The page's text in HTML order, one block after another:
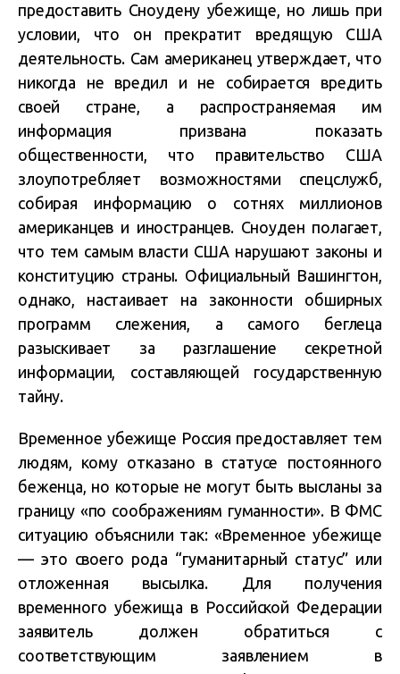
предоставить Сноудену убежище, но лишь при
условии, что он прекратит вредящую США
деятельность. Сам американец утверждает, что
никогда не вредил и не собирается вредить
своей стране, а распространяемая им
информация призвана показать
общественности, что правительство США
злоупотребляет возможностями спецслужб,
собирая информацию о сотнях миллионов
американцев и иностранцев. Сноуден полагает,
что тем самым власти США нарушают законы и
конституцию страны. Официальный Вашингтон,
однако, настаивает на законности обширных
программ слежения, а самого беглеца
разыскивает за разглашение секретной
информации, составляющей государственную
тайну.
Временное убежище Россия предоставляет тем
людям, кому отказано в статусе постоянного
беженца, но которые не могут быть высланы за
границу «по соображениям гуманности». В ФМС
ситуацию объяснили так: «Временное убежище
— это своего рода “гуманитарный статус” или
отложенная высылка. Для получения
временного убежища в Российской Федерации
заявитель должен обратиться с
соответствующим заявлением в